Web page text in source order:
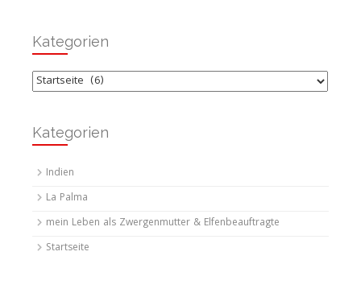
Kategorien
Kategorien
Kategorien
Indien
La Palma
mein Leben als Zwergenmutter & Elfenbeauftragte
Startseite